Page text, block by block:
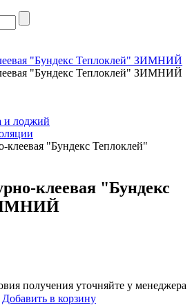
и лоджий
клеевая "Бундекс Теплоклей"
клеевая "Бундекс
получения уточняйте у менеджера
Добавить в корзину